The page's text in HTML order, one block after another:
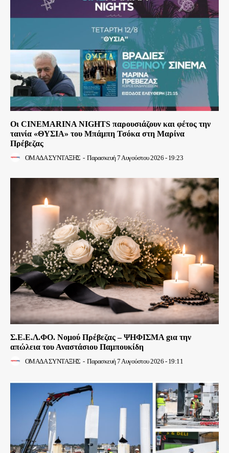
Οι CINEMARINA NIGHTS παρουσιάζουν και φέτος την
ταινία «ΘΥΣΙΑ» του Μπάμπη Τσόκα στη Μαρίνα
Πρέβεζας
ΟΜΑΔΑ ΣΥΝΤΑΞΗΣ - Παρασκευή 7 Αυγούστου 2026 - 19:23
Σ.Ε.Ε.Λ.ΦΟ. Νομού Πρέβεζας – ΨΗΦΙΣΜΑ gια την
απώλεια του Αναστάσιου Παμπουκίδη
ΟΜΑΔΑ ΣΥΝΤΑΞΗΣ - Παρασκευή 7 Αυγούστου 2026 - 19:11